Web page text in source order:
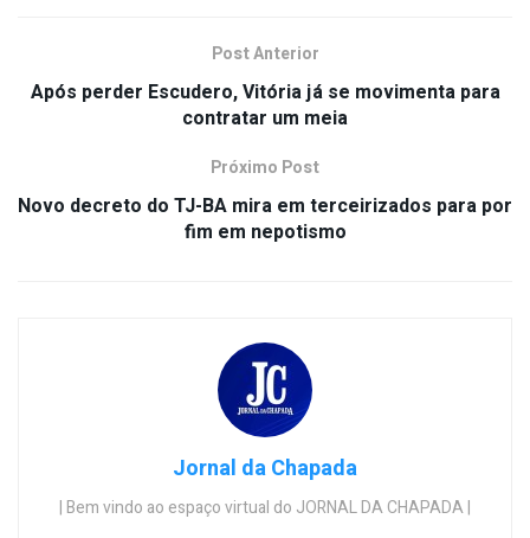
Post Anterior
Após perder Escudero, Vitória já se movimenta para
contratar um meia
Próximo Post
Novo decreto do TJ-BA mira em terceirizados para por
fim em nepotismo
Jornal da Chapada
| Bem vindo ao espaço virtual do JORNAL DA CHAPADA |